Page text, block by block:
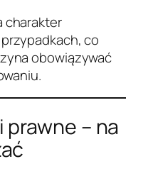
charakter
co
obowiązywać
prawne – na